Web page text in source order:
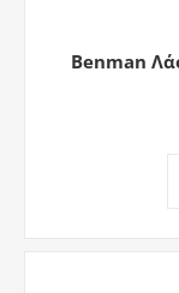
Benman